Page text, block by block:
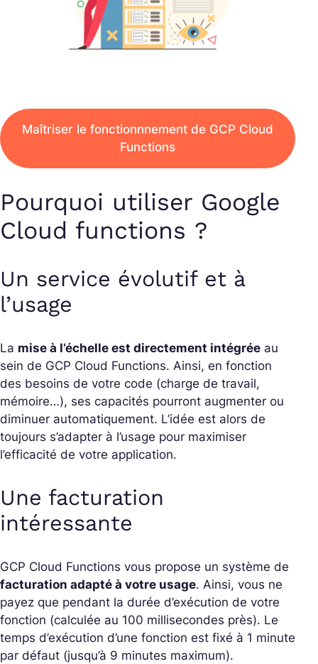
Maîtriser le fonctionnnement de GCP Cloud
Functions
Pourquoi utiliser Google
Cloud functions ?
Un service évolutif et à
l’usage
La mise à l’échelle est directement intégrée au
sein de GCP Cloud Functions. Ainsi, en fonction
des besoins de votre code (charge de travail,
mémoire…), ses capacités pourront augmenter ou
diminuer automatiquement. L’idée est alors de
toujours s’adapter à l’usage pour maximiser
l’efficacité de votre application.
Une facturation
intéressante
GCP Cloud Functions vous propose un système de
facturation adapté à votre usage. Ainsi, vous ne
payez que pendant la durée d’exécution de votre
fonction (calculée au 100 millisecondes près). Le
temps d’exécution d’une fonction est fixé à 1 minute
par défaut (jusqu’à 9 minutes maximum).